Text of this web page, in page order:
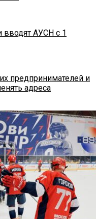
вводят АУСН с 1
предпринимателей и
адреса